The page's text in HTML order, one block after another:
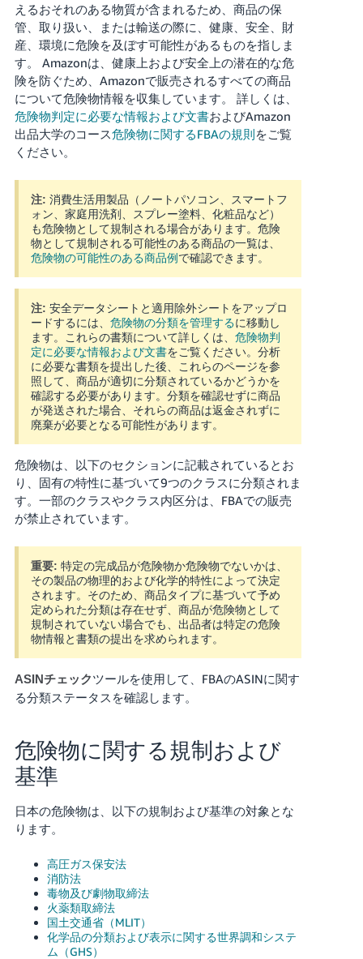
日
本
語
한
국
어
-
KR
日
本
語
-
JP
English
- JP
ロ
グ
イ
ン
さ
っ
そ
く
始
えるおそれのある物質が含まれるため、商品の保
管、取り扱い、または輸送の際に、健康、安全、財
産、環境に危険を及ぼす可能性があるものを指しま
す。 Amazonは、健康上および安全上の潜在的な危
険を防ぐため、Amazonで販売されるすべての商品
について危険物情報を収集しています。
詳しくは、
危険物判定に必要な情報および文書およびAmazon
出品大学のコース危険物に関するFBAの規則をご覧
ください。
注: 消費生活用製品（ノートパソコン、スマートフ
ォン、家庭用洗剤、スプレー塗料、化粧品など）
も危険物として規制される場合があります。危険
物として規制される可能性のある商品の一覧は、
危険物の可能性のある商品例で確認できます。
注: 安全データシートと適用除外シートをアップロ
ードするには、 危険物の分類を管理するに移動し
ます。これらの書類について詳しくは、 危険物判
定に必要な情報および文書をご覧ください。分析
に必要な書類を提出した後、これらのページを参
照して、商品が適切に分類されているかどうかを
確認する必要があります。分類を確認せずに商品
が発送された場合、それらの商品は返金されずに
廃棄が必要となる可能性があります。
危険物は、以下のセクションに記載されているとお
り、固有の特性に基づいて9つのクラスに分類されま
す。一部のクラスやクラス内区分は、FBAでの販売
が禁止されています。
重要: 特定の完成品が危険物か危険物でないかは、
その製品の物理的および化学的特性によって決定
されます。そのため、商品タイプに基づいて予め
定められた分類は存在せず、商品が危険物として
規制されていない場合でも、出品者は特定の危険
物情報と書類の提出を求められます。
ASINチェックツールを使用して、FBAのASINに関す
る分類ステータスを確認します。
危険物に関する規制および
基準
日本の危険物は、以下の規制および基準の対象とな
ります。
高圧ガス保安法
消防法
毒物及び劇物取締法
火薬類取締法
国土交通省（MLIT）
化学品の分類および表示に関する世界調和システ
ム（GHS）